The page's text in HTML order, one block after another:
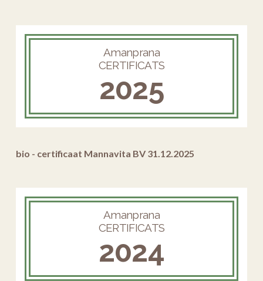
Amanprana
CERTIFICATS
2025
bio - certificaat Mannavita BV 31.12.2025
Amanprana
CERTIFICATS
2024